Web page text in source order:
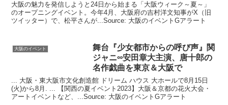
大阪の魅力を発信しようと24日から始まる「大阪ウィーク～夏～」
のオープニングイベント。今年4月、大阪府の吉村洋文知事がX（旧
ツイッター）で、松平さんが...Source: 大阪のイベントGアラート
大阪のイベント
舞台『少女都市からの呼び声』関
ジャニ∞安田章大主演、唐十郎の
名作戯曲を東京＆大阪で
... 大阪・東大阪市文化創造館 ドリーム ハウス 大ホールで8月15日
(火)から8月. ... 【関西の夏イベント2023】大阪＆京都の花火大会・
アートイベントなど、...Source: 大阪のイベントGアラート